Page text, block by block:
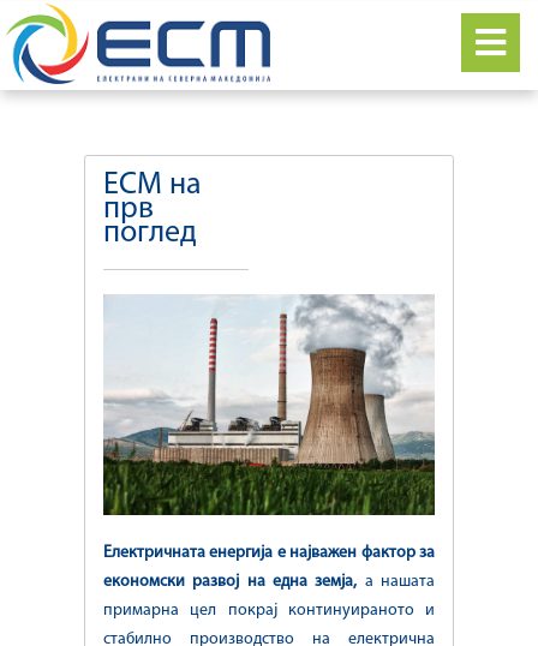
ЕСМ на
прв
поглед
Електричната енергија е најважен фактор за
економски развој на една земја, а нашата
примарна цел покрај континуираното и
стабилно производство на електрична